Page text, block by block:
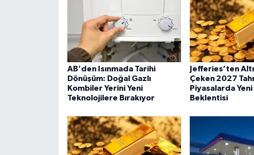
AB'den Isınmada Tarihi
Dönüşüm: Doğal Gazlı
Kombiler Yerini Yeni
Teknolojilere Bırakıyor
Jefferies’ten
Çeken 2027
Piyasalarda
Beklentisi